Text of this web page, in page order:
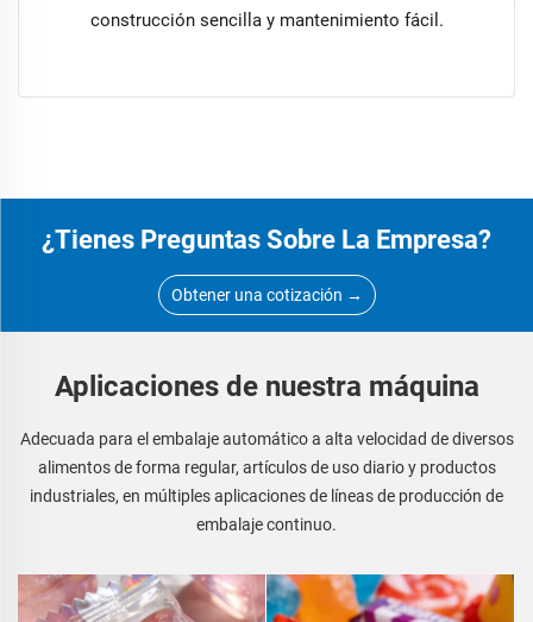
construcción sencilla y mantenimiento fácil.
¿Tienes Preguntas Sobre La Empresa?
Obtener una cotización →
Aplicaciones de nuestra máquina
Adecuada para el embalaje automático a alta velocidad de diversos
alimentos de forma regular, artículos de uso diario y productos
industriales, en múltiples aplicaciones de líneas de producción de
embalaje continuo.